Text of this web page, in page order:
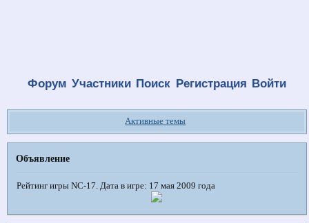
Форум Участники Поиск Регистрация Войти
Активные темы
Объявление
Рейтинг игры NC-17. Дата в игре: 17 мая 2009 года